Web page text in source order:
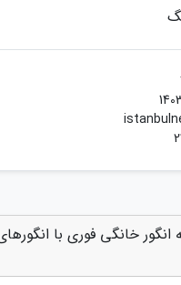
انگور خانگی فوری با